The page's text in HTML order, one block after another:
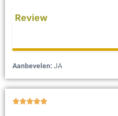
Review
Aanbevelen:JA
